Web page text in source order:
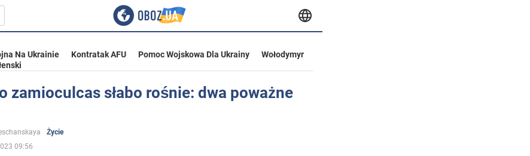
Na Ukrainie Kontratak AFU Pomoc Wojskowa Dla Ukrainy
Wołodymyr
zamioculcas słabo rośnie: dwa poważne
Życie
09:56